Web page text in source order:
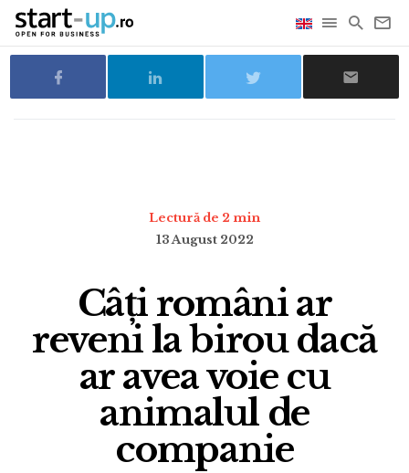
Lectură de 2 min
13 August 2022
Câți români ar
reveni la birou dacă
ar avea voie cu
animalul de
companie